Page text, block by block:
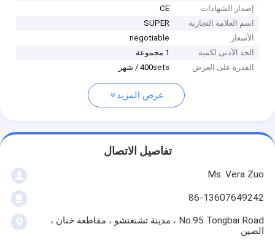
إصدار الشهادات
CE
اسم العلامة التجارية
SUPER
الأسعار
negotiable
الحد الأدنى لكمية
1 مجموعة
القدرة على العرض
400sets / شهر
عرض المزيد
تفاصيل الاتصال
Ms. Vera Zuo
86-13607649242
No.95 Tongbai Road ، مدينة تشنغتشو ، مقاطعة خنان ،
الصين